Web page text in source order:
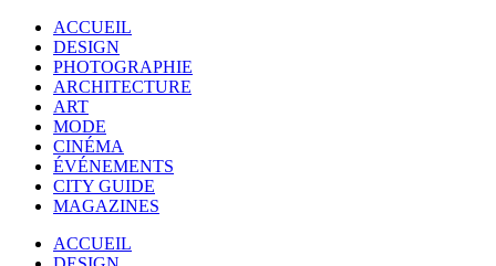
ACCUEIL
DESIGN
PHOTOGRAPHIE
ARCHITECTURE
ART
MODE
CINÉMA
ÉVÉNEMENTS
CITY GUIDE
MAGAZINES
ACCUEIL